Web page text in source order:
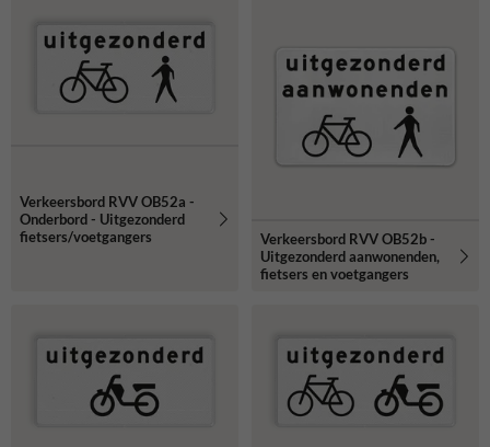
Verkeersbord RVV OB52a -
Onderbord - Uitgezonderd
fietsers/voetgangers
Verkeersbord RVV OB52b -
Uitgezonderd aanwonenden,
fietsers en voetgangers